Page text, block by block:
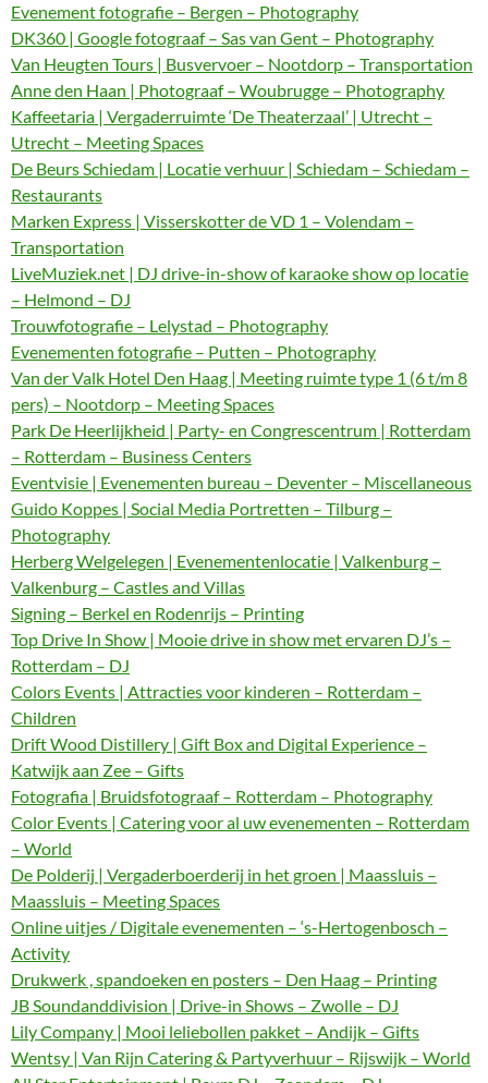
Evenement fotografie – Bergen – Photography
DK360 | Google fotograaf – Sas van Gent – Photography
Van Heugten Tours | Busvervoer – Nootdorp – Transportation
Anne den Haan | Photograaf – Woubrugge – Photography
Kaffeetaria | Vergaderruimte ‘De Theaterzaal’ | Utrecht –
Utrecht – Meeting Spaces
De Beurs Schiedam | Locatie verhuur | Schiedam – Schiedam –
Restaurants
Marken Express | Visserskotter de VD 1 – Volendam –
Transportation
LiveMuziek.net | DJ drive-in-show of karaoke show op locatie
– Helmond – DJ
Trouwfotografie – Lelystad – Photography
Evenementen fotografie – Putten – Photography
Van der Valk Hotel Den Haag | Meeting ruimte type 1 (6 t/m 8
pers) – Nootdorp – Meeting Spaces
Park De Heerlijkheid | Party- en Congrescentrum | Rotterdam
– Rotterdam – Business Centers
Eventvisie | Evenementen bureau – Deventer – Miscellaneous
Guido Koppes | Social Media Portretten – Tilburg –
Photography
Herberg Welgelegen | Evenementenlocatie | Valkenburg –
Valkenburg – Castles and Villas
Signing – Berkel en Rodenrijs – Printing
Top Drive In Show | Mooie drive in show met ervaren DJ’s –
Rotterdam – DJ
Colors Events | Attracties voor kinderen – Rotterdam –
Children
Drift Wood Distillery | Gift Box and Digital Experience –
Katwijk aan Zee – Gifts
Fotografia | Bruidsfotograaf – Rotterdam – Photography
Color Events | Catering voor al uw evenementen – Rotterdam
– World
De Polderij | Vergaderboerderij in het groen | Maassluis –
Maassluis – Meeting Spaces
Online uitjes / Digitale evenementen – ‘s-Hertogenbosch –
Activity
Drukwerk , spandoeken en posters – Den Haag – Printing
JB Soundanddivision | Drive-in Shows – Zwolle – DJ
Lily Company | Mooi leliebollen pakket – Andijk – Gifts
Wentsy | Van Rijn Catering & Partyverhuur – Rijswijk – World